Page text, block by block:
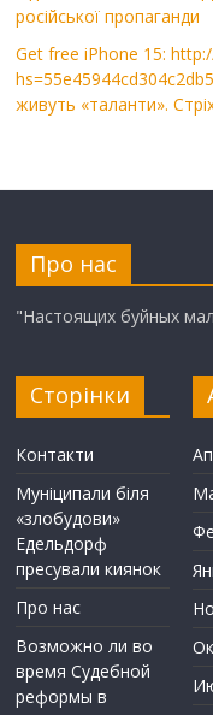
російської пропаганди
Get free iPhone 15:
живуть «таланти».
Про нас
"Настоящих буйных
Сторінки
Контакти
Муніципали біля
«злобудови»
Едельдорф
пресували киянок
Про нас
Возможно ли во
время Судебной
реформы в